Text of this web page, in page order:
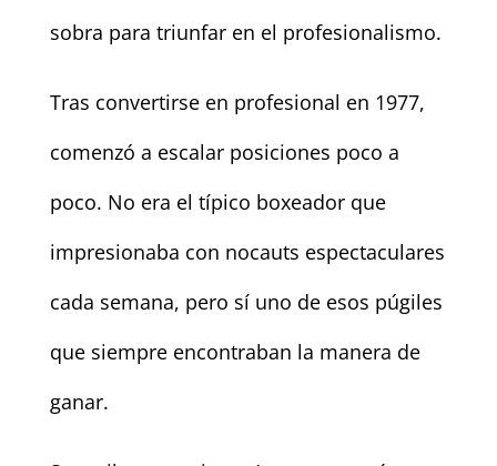
sobra para triunfar en el profesionalismo.
Tras convertirse en profesional en 1977,
comenzó a escalar posiciones poco a
poco. No era el típico boxeador que
impresionaba con nocauts espectaculares
cada semana, pero sí uno de esos púgiles
que siempre encontraban la manera de
ganar.